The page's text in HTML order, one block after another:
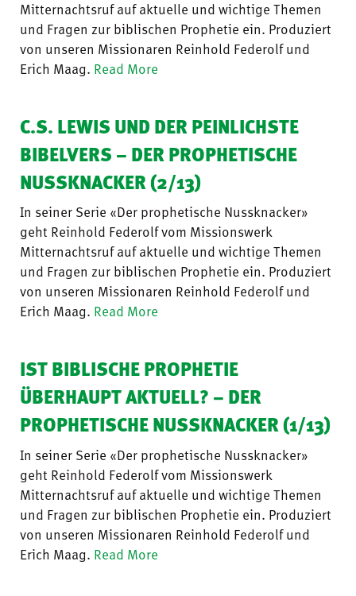
Mitternachtsruf auf aktuelle und wichtige Themen
und Fragen zur biblischen Prophetie ein. Produziert
von unseren Missionaren Reinhold Federolf und
Erich Maag. Read More
C.S. LEWIS UND DER PEINLICHSTE
BIBELVERS – DER PROPHETISCHE
NUSSKNACKER (2/13)
In seiner Serie «Der prophetische Nussknacker»
geht Reinhold Federolf vom Missionswerk
Mitternachtsruf auf aktuelle und wichtige Themen
und Fragen zur biblischen Prophetie ein. Produziert
von unseren Missionaren Reinhold Federolf und
Erich Maag. Read More
IST BIBLISCHE PROPHETIE
ÜBERHAUPT AKTUELL? – DER
PROPHETISCHE NUSSKNACKER (1/13)
In seiner Serie «Der prophetische Nussknacker»
geht Reinhold Federolf vom Missionswerk
Mitternachtsruf auf aktuelle und wichtige Themen
und Fragen zur biblischen Prophetie ein. Produziert
von unseren Missionaren Reinhold Federolf und
Erich Maag. Read More